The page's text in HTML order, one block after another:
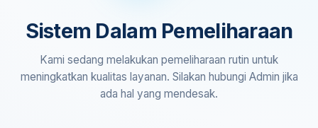
Sistem Dalam Pemeliharaan
Kami sedang melakukan pemeliharaan rutin untuk
meningkatkan kualitas layanan. Silakan hubungi Admin jika
ada hal yang mendesak.